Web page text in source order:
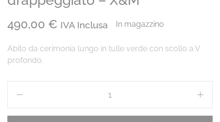
490,00 € IVA Inclusa In magazzino
Abito da cerimonia lungo in tulle verde con scollo a V
profondo.